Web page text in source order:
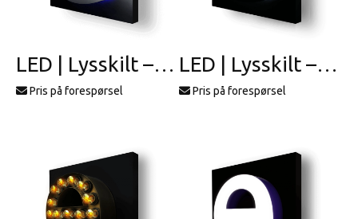
LED | Lysskilt – profil 1
Pris på forespørsel
LED | Lysskilt – profil 10
Pris på forespørsel